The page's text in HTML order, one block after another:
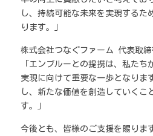
し、持続可能な未来を実現するた
ります。」
株式会社つなぐファーム 代表取
「エンブルーとの提携は、私たち
実現に向けて重要な一歩となりま
し、新たな価値を創造していくこ
す。」
今後とも、皆様のご支援を賜りま